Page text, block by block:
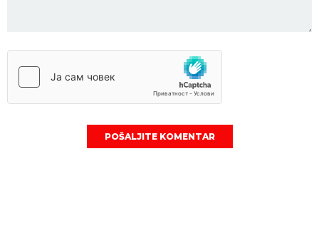
POŠALJITE KOMENTAR